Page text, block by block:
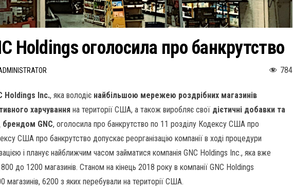
Holdings оголосила про банкрутство
784
Holdings Inc., яка володіє найбільшою мережею роздрібних магазинів
харчування на території США, а також виробляє свої дієтичні добавки та
брендом GNC, оголосила про банкрутство по 11 розділу Кодексу США про
США про банкрутство допускає реорганізацію компанії в ході процедури
і планує найближчим часом займатися компанія GNC Holdings Inc., яка вже
до 1200 магазинів. Станом на кінець 2018 року в компанії GNC Holdings
магазинів, 6200 з яких перебували на території США.